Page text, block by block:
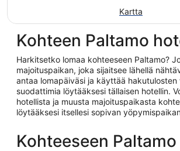
Kartta
Kohteen Paltamo
Harkitsetko lomaa kohteeseen Paltamo?
majoituspaikan, joka sijaitsee lähellä
antaa lomapäiväsi ja käyttää hakutulosten
suodattimia löytääksesi tällaisen hotellin.
hotellista ja muusta majoituspaikasta
löytääksesi itsellesi sopivan
Kohteeseen Paltamo